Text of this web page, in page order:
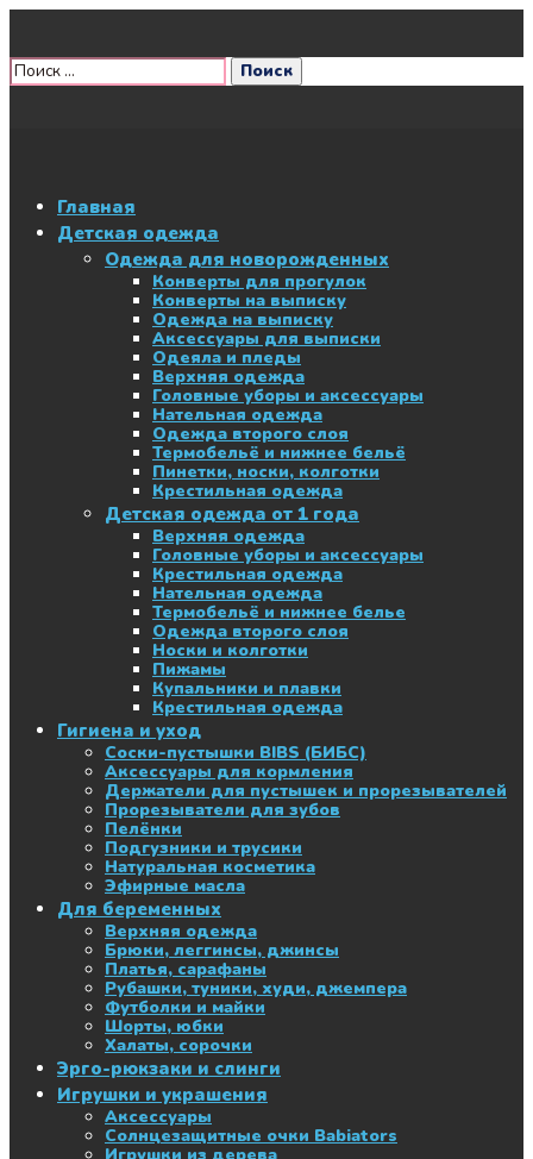
Главная
Детская одежда
Одежда для новорожденных
Конверты для прогулок
Конверты на выписку
Одежда на выписку
Аксессуары для выписки
Одеяла и пледы
Верхняя одежда
Головные уборы и аксессуары
Нательная одежда
Одежда второго слоя
Термобельё и нижнее бельё
Пинетки, носки, колготки
Крестильная одежда
Детская одежда от 1 года
Верхняя одежда
Головные уборы и аксессуары
Крестильная одежда
Нательная одежда
Термобельё и нижнее белье
Одежда второго слоя
Носки и колготки
Пижамы
Купальники и плавки
Крестильная одежда
Гигиена и уход
Соски-пустышки BIBS (БИБС)
Аксессуары для кормления
Держатели для пустышек и прорезывателей
Прорезыватели для зубов
Пелёнки
Подгузники и трусики
Натуральная косметика
Эфирные масла
Для беременных
Верхняя одежда
Брюки, леггинсы, джинсы
Платья, сарафаны
Рубашки, туники, худи, джемпера
Футболки и майки
Шорты, юбки
Халаты, сорочки
Эрго-рюкзаки и слинги
Игрушки и украшения
Аксессуары
Солнцезащитные очки Babiators